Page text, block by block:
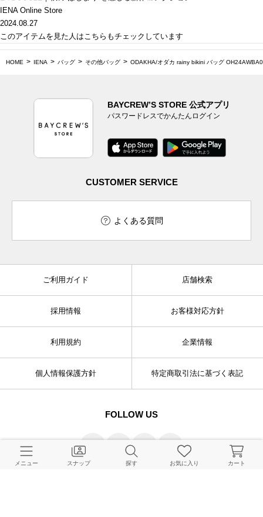
IENA Online Store
2024.08.27
このアイテムを見た人はこちらもチェックしています
HOME IENA バッグ その他バッグ ODAKHA/オダカ rainy bikini バッグ
BAYCREW’S STORE 公式アプリ
パスワードレスでかんたんログイン
CUSTOMER SERVICE
よくある質問
ご利用ガイド 店舗検索
採用情報 お客様対応方針
利用規約 企業情報
個人情報保護方針 特定商取引法に基づく表記
FOLLOW US
メニュー スナップ 探す お気に入り カート